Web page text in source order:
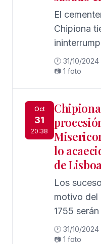
El
Chipiona
sábado, 2
🕐 31/10/
📷 1 foto
Oct
31
20:38
lo
de
Los
motivo del
1755
🕐 31/10/2024
📷 1 foto